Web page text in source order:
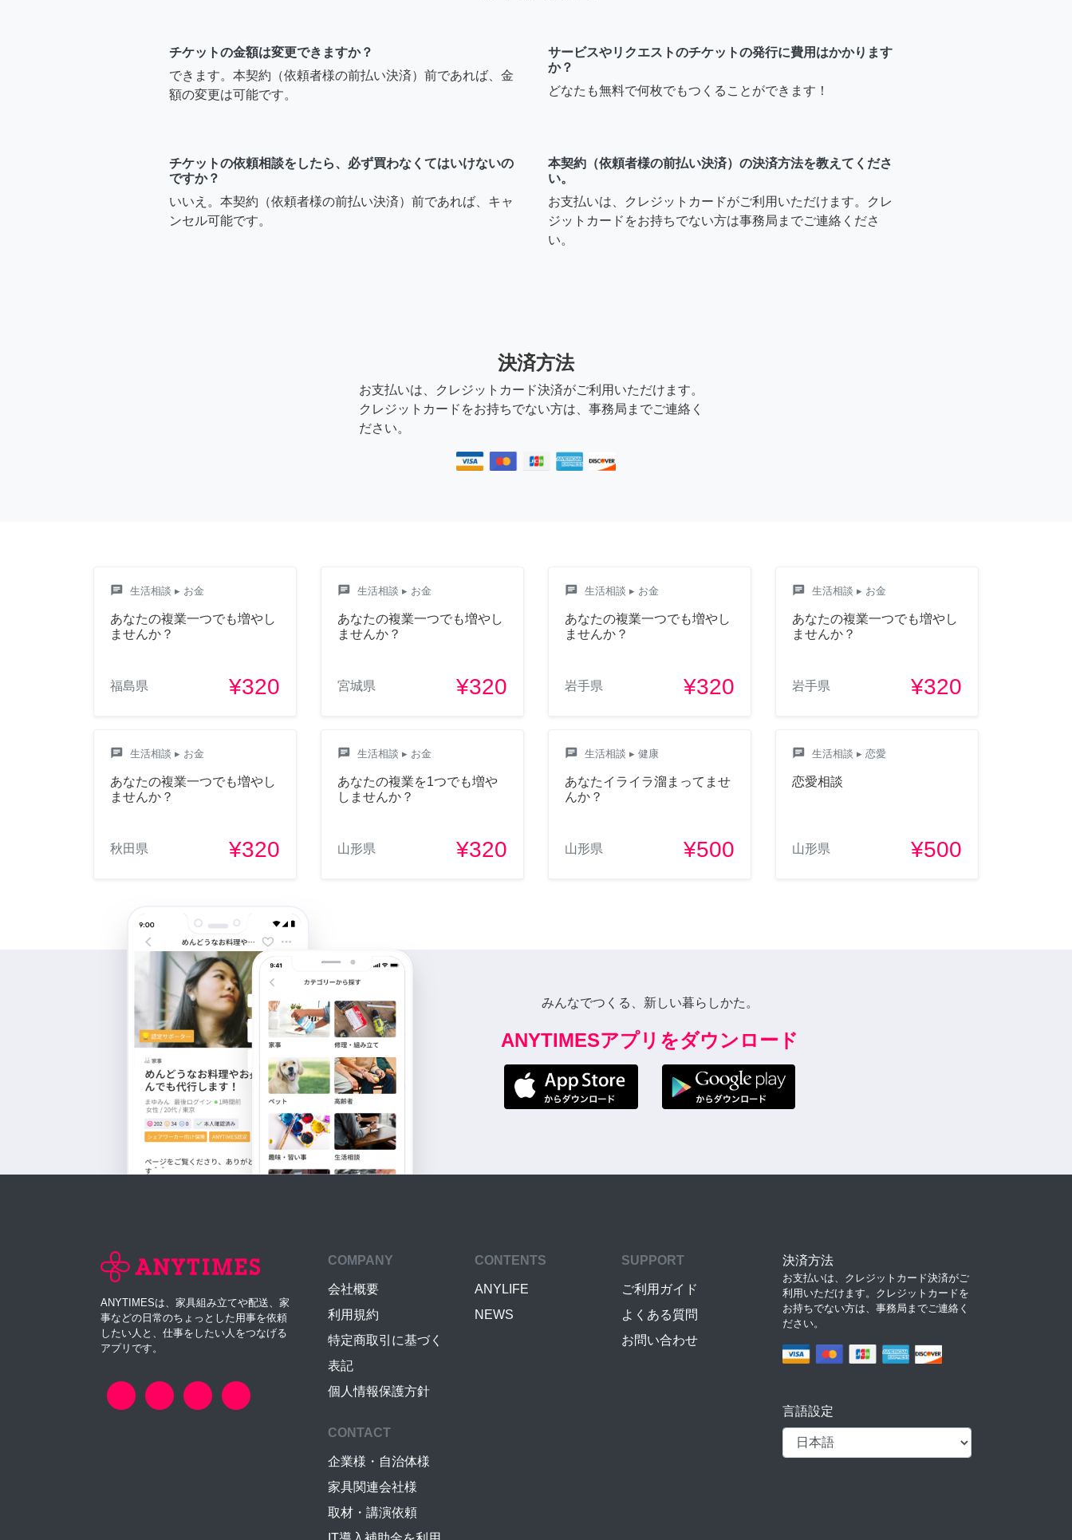
チケットの金額は変更できますか？
できます。本契約（依頼者様の前払い決済）前であれば、金
額の変更は可能です。
サービスやリクエストのチケットの発行に費用はかかります
か？
どなたも無料で何枚でもつくることができます！
チケットの依頼相談をしたら、必ず買わなくてはいけないの
ですか？
いいえ。本契約（依頼者様の前払い決済）前であれば、キャ
ンセル可能です。
本契約（依頼者様の前払い決済）の決済方法を教えてくださ
い。
お支払いは、クレジットカードがご利用いただけます。クレ
ジットカードをお持ちでない方は事務局までご連絡くださ
い。
決済方法
お支払いは、クレジットカード決済がご利用いただけます。
クレジットカードをお持ちでない方は、事務局までご連絡く
ださい。
chat 生活相談 ▸ お金
あなたの複業一つでも増やし
ませんか？
福島県 ¥320
chat 生活相談 ▸ お金
あなたの複業一つでも増やし
ませんか？
宮城県 ¥320
chat 生活相談 ▸ お金
あなたの複業一つでも増やし
ませんか？
岩手県 ¥320
chat 生活相談 ▸ お金
あなたの複業一つでも増やし
ませんか？
岩手県 ¥320
chat 生活相談 ▸ お金
あなたの複業一つでも増やし
ませんか？
秋田県 ¥320
chat 生活相談 ▸ お金
あなたの複業を1つでも増や
しませんか？
山形県 ¥320
chat 生活相談 ▸ 健康
あなたイライラ溜まってませ
んか？
山形県 ¥500
chat 生活相談 ▸ 恋愛
恋愛相談
山形県 ¥500
みんなでつくる、新しい暮らしかた。
ANYTIMESアプリをダウンロード
ANYTIMESは、家具組み立てや配送、家
事などの日常のちょっとした用事を依頼
したい人と、仕事をしたい人をつなげる
アプリです。
COMPANY
会社概要
利用規約
特定商取引に基づく
表記
個人情報保護方針
CONTENTS
ANYLIFE
NEWS
SUPPORT
ご利用ガイド
よくある質問
お問い合わせ
CONTACT
企業様・自治体様
家具関連会社様
取材・講演依頼
決済方法
お支払いは、クレジットカード決済がご
利用いただけます。クレジットカードを
お持ちでない方は、事務局までご連絡く
ださい。
言語設定